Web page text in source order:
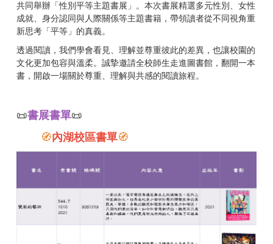
共同舉辦「性別平等主題書展」。本次書展精選多元性別、女性
成就、身分認同與人際關係等主題書籍，帶領讀者從不同視角重
新思考「平等」的真義。
透過閱讀，我們學會看見、理解並尊重彼此的差異，也讓校園的
文化更加包容與溫柔。誠摯邀請全校師生走進圖書館，翻開一本
書，開啟一場關於尊重、理解與共感的閱讀旅程。
📜書展書單📜
🧭內湖校區書單🧭